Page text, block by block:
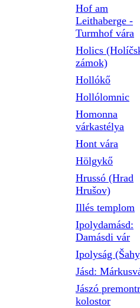
Hof am
Leithaberge -
Turmhof vára
Holics
zámok)
Hollókő
Hollólomnic
Homonna
várkastélya
Hont vára
Hölgykő
Hrussó (Hrad
Hrušov)
Illés templom
Ipolydamásd:
Damásdi vár
Ipolyság
Jásd:
Jászó
kolostor